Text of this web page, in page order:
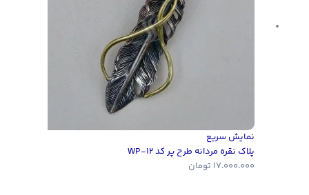
نمایش سریع
پلاک نقره مردانه طرح پر کد WP-12
17.000.000 تومان